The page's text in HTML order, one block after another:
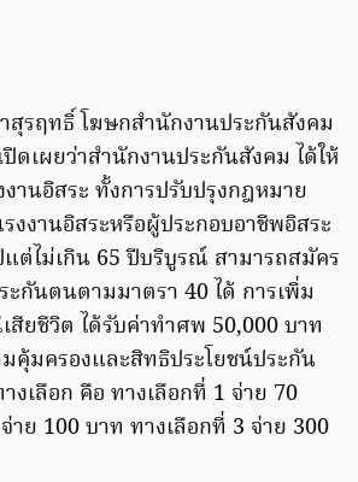
รฤทธิ์ โฆษกสำนักงานประกันสังคม
ดเผยว่าสำนักงานประกันสังคม ได้ให้
านอิสระ ทั้งการปรับปรุงกฎหมาย
รงงานอิสระหรือผู้ประกอบอาชีพอิสระ
ต่ไม่เกิน 65 ปีบริบูรณ์ สามารถสมัคร
กันตนตามมาตรา 40 ได้ การเพิ่ม
สียชีวิต ได้รับค่าทำศพ 50,000 บาท
คุ้มครองและสิทธิประโยชน์ประกัน
เลือก คือ ทางเลือกที่ 1 จ่าย 70
าย 100 บาท ทางเลือกที่ 3 จ่าย 300